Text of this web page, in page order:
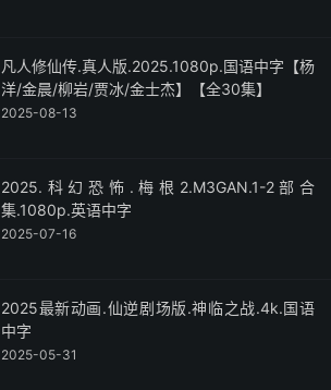
凡人修仙传.真人版.2025.1080p.国语中字【杨
洋/金晨/柳岩/贾冰/金士杰】【全30集】
2025-08-13
2025.科幻恐怖.梅根2.M3GAN.1-2部合
集.1080p.英语中字
2025-07-16
2025最新动画.仙逆剧场版.神临之战.4k.国语
中字
2025-05-31